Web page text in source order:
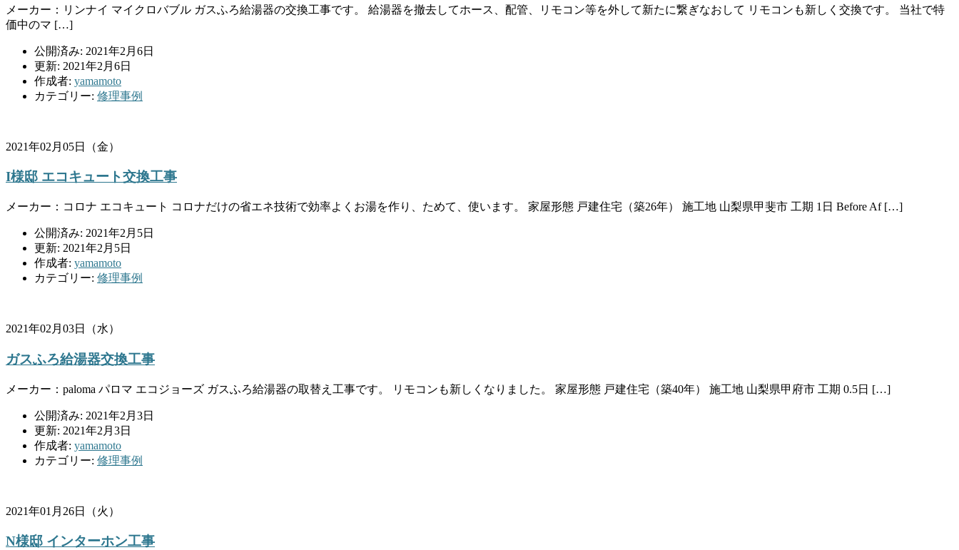
メーカー：リンナイ マイクロバブル ガスふろ給湯器の交換工事です。 給湯器を撤去してホース、配管、リモコン等を外して新たに繋ぎなおして リモコンも新しく交換です。 当社で特
価中のマ […]
公開済み: 2021年2月6日
更新: 2021年2月6日
作成者: yamamoto
カテゴリー: 修理事例
2021年02月05日（金）
I様邸 エコキュート交換工事
メーカー：コロナ エコキュート コロナだけの省エネ技術で効率よくお湯を作り、ためて、使います。 家屋形態 戸建住宅（築26年） 施工地 山梨県甲斐市 工期 1日 Before Af […]
公開済み: 2021年2月5日
更新: 2021年2月5日
作成者: yamamoto
カテゴリー: 修理事例
2021年02月03日（水）
ガスふろ給湯器交換工事
メーカー：paloma パロマ エコジョーズ ガスふろ給湯器の取替え工事です。 リモコンも新しくなりました。 家屋形態 戸建住宅（築40年） 施工地 山梨県甲府市 工期 0.5日 […]
公開済み: 2021年2月3日
更新: 2021年2月3日
作成者: yamamoto
カテゴリー: 修理事例
2021年01月26日（火）
N様邸 インターホン工事